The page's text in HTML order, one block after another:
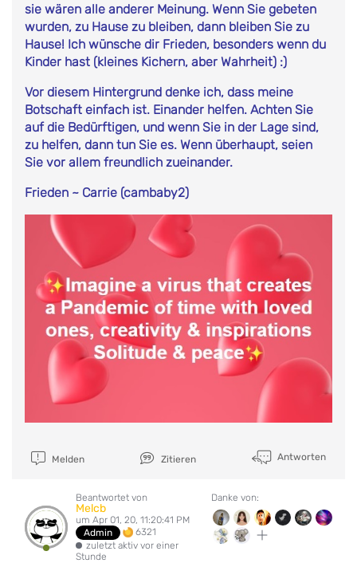
sie wären alle anderer Meinung. Wenn Sie gebeten
wurden, zu Hause zu bleiben, dann bleiben Sie zu
Hause! Ich wünsche dir Frieden, besonders wenn du
Kinder hast (kleines Kichern, aber Wahrheit) :)
Vor diesem Hintergrund denke ich, dass meine
Botschaft einfach ist. Einander helfen. Achten Sie
auf die Bedürftigen, und wenn Sie in der Lage sind,
zu helfen, dann tun Sie es. Wenn überhaupt, seien
Sie vor allem freundlich zueinander.
Frieden ~ Carrie (cambaby2)
Melden Zitieren Antworten
Beantwortet von
Melcb
um Apr 01, 20, 11:20:41 PM
Admin
6321
zuletzt aktiv vor einer
Stunde
Danke von: